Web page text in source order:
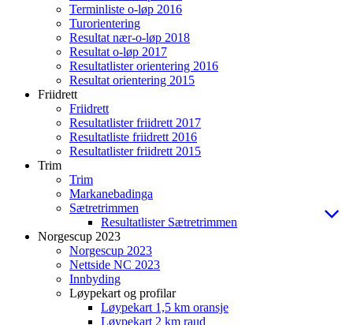
Terminliste o-løp 2016
Turorientering
Resultat nær-o-løp 2018
Resultat o-løp 2017
Resultatlister orientering 2016
Resultat orientering 2015
Friidrett
Friidrett
Resultatlister friidrett 2017
Resultatliste friidrett 2016
Resultatlister friidrett 2015
Trim
Trim
Markanebadinga
Sætretrimmen
Resultatlister Sætretrimmen
Norgescup 2023
Norgescup 2023
Nettside NC 2023
Innbyding
Løypekart og profilar
Løypekart 1,5 km oransje
Løypekart 2 km raud